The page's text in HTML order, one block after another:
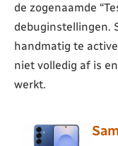
de zogenaamde
debuginstellingen.
handmatig te
niet volledig af is
werkt.